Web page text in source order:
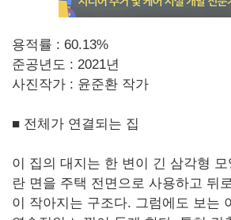
용적률 : 60.13%
준공년도 : 2021년
사진작가 : 윤준환 작가
■ 전체가 연결되는 집
이 집의 대지는 한 변이 긴 삼각형
란 면을 주택 전면으로 사용하고 뒤
이 작아지는 구조다. 그럼에도 보는